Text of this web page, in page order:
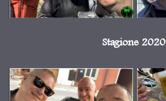
Stagione 2020